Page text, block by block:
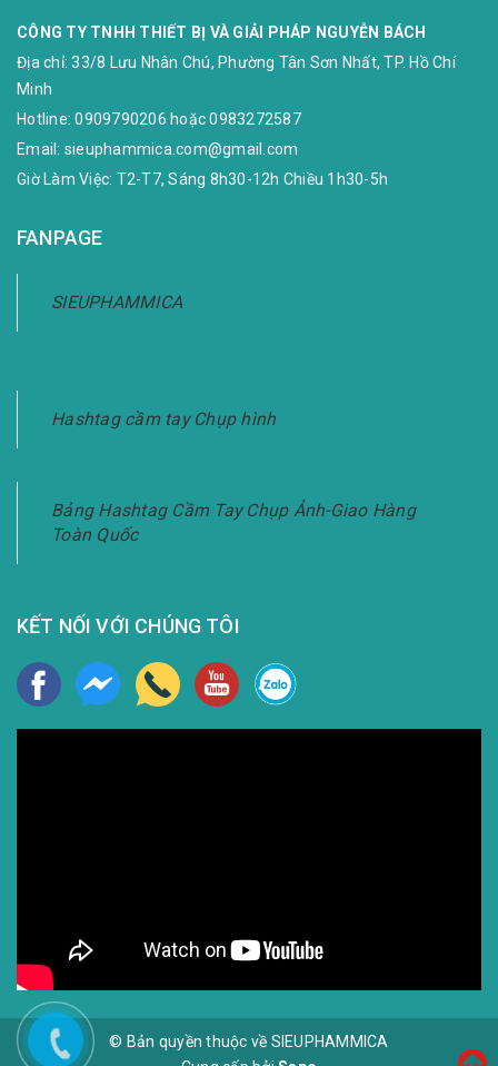
CÔNG TY TNHH THIẾT BỊ VÀ GIẢI PHÁP NGUYỄN BÁCH
Địa chỉ:33/8 Lưu Nhân Chú, Phường Tân Sơn Nhất, TP. Hồ Chí
Minh
Hotline:0909790206 hoặc0983272587
Email: sieuphammica.com@gmail.com
Giờ Làm Việc: T2-T7, Sáng 8h30-12h Chiều 1h30-5h
FANPAGE
SIEUPHAMMICA
Hashtag cầm tay Chụp hình
Bảng Hashtag Cầm Tay Chụp Ảnh-Giao Hàng
Toàn Quốc
KẾT NỐI VỚI CHÚNG TÔI
© Bản quyền thuộc về SIEUPHAMMICA